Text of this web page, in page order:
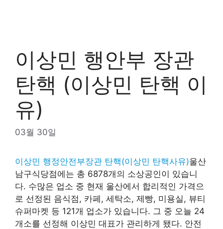
이상민 행안부 장관
탄핵 (이상민 탄핵 이
유)
03월 30일
이상민 행정안전부장관 탄핵(이상민 탄핵사유)울산
남구식당점에는 총 6878개의 소상공인이 있습니
다. 수많은 업소 중 현재 울산에서 합리적인 가격으
로 선정된 음식점, 카페, 세탁소, 제빵, 미용실, 뷰티
슈퍼마켓 등 121개 업소가 있습니다. 그 중 오늘 24
개소를 선정해 이상민 대표가 관리하게 됐다. 안전